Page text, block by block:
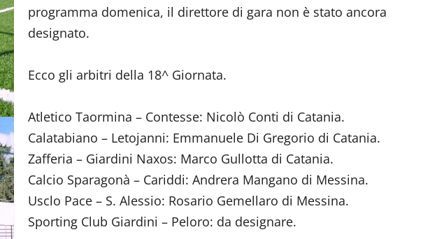
programma domenica, il direttore di gara non è stato ancora
designato.
Ecco gli arbitri della 18^ Giornata.
Atletico Taormina – Contesse: Nicolò Conti di Catania.
Calatabiano – Letojanni: Emmanuele Di Gregorio di Catania.
Zafferia – Giardini Naxos: Marco Gullotta di Catania.
Calcio Sparagonà – Cariddi: Andrera Mangano di Messina.
Usclo Pace – S. Alessio: Rosario Gemellaro di Messina.
Sporting Club Giardini – Peloro: da designare.